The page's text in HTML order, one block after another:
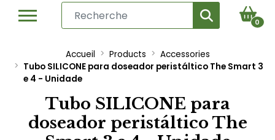
0
Accueil Products
Accessories
Tubo SILICONE para doseador peristáltico The Smart 3
e 4 - Unidade
Tubo SILICONE para
doseador peristáltico The